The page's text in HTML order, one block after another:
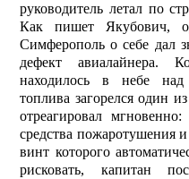
руководитель летал по
Как пишет Якубович,
Симферополь о себе дал
дефект авиалайнера.
находилось в небе
топлива загорелся один
отреагировал
средства пожаротушения
винт которого
рисковать, капитан